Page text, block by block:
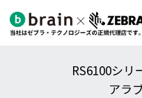
RS6100シ
アラ